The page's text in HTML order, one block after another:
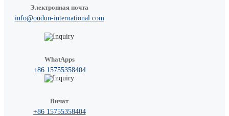
Электронная почта
info@oudun-international.com
WhatApps
+86 15755358404
Вичат
+86 15755358404